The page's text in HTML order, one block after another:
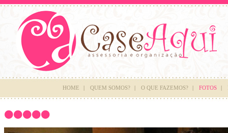
HOME | QUEM SOMOS? | O QUE FAZEMOS? | FOTOS |